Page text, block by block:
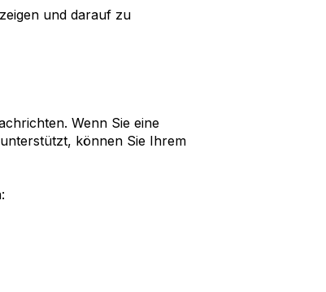
und darauf zu
Wenn Sie eine
können Sie Ihrem